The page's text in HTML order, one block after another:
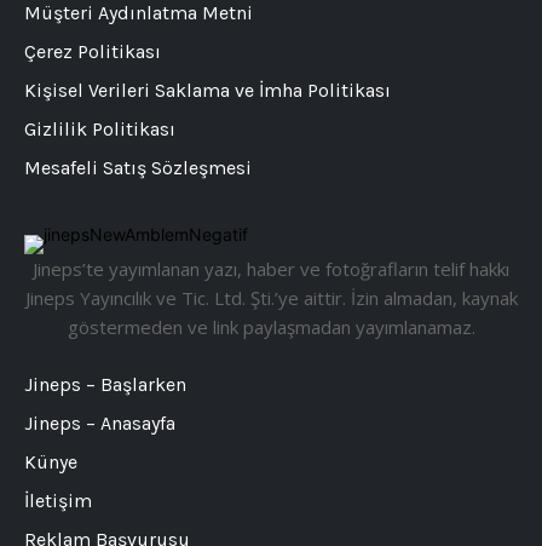
Jineps’te yayımlanan yazı, haber ve fotoğrafların telif hakkı
Jineps Yayıncılık ve Tic. Ltd. Şti.’ye aittir. İzin almadan, kaynak
göstermeden ve link paylaşmadan yayımlanamaz.
Jineps – Başlarken
Jineps – Anasayfa
Künye
İletişim
Reklam Başvurusu
Müşteri Aydınlatma Metni
Çerez Politikası
Kişisel Verileri Saklama ve İmha Politikası
Gizlilik Politikası
Mesafeli Satış Sözleşmesi